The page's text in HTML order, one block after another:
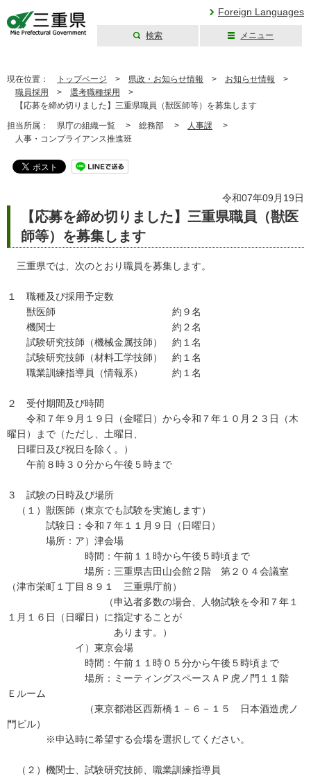
Foreign Languages
検索 メニュー
現在位置： トップページ > 県政・お知らせ情報 > お知らせ情報 >
職員採用
> 選考職種採用
>
【応募を締め切りました】三重県職員（獣医師等）を募集します
担当所属： 県庁の組織一覧 > 総務部 > 人事課 >
人事・コンプライアンス推進班
令和07年09月19日
【応募を締め切りました】三重県職員（獣医
師等）を募集します
三重県では、次のとおり職員を募集します。
１ 職種及び採用予定数
獣医師 約９名
機関士 約２名
試験研究技師（機械金属技師） 約１名
試験研究技師（材料工学技師） 約１名
職業訓練指導員（情報系） 約１名
２ 受付期間及び時間
令和７年９月１９日（金曜日）から令和７年１０月２３日（木
曜日）まで（ただし、土曜日、
日曜日及び祝日を除く。）
午前８時３０分から午後５時まで
３ 試験の日時及び場所
（１）獣医師（東京でも試験を実施します）
試験日：令和７年１１月９日（日曜日）
場所：ア）津会場
時間：午前１１時から午後５時頃まで
場所：三重県吉田山会館２階 第２０４会議室
（津市栄町１丁目８９１ 三重県庁前）
（申込者多数の場合、人物試験を令和７年１
１月１６日（日曜日）に指定することが
あります。）
イ）東京会場
時間：午前１１時０５分から午後５時頃まで
場所：ミーティングスペースＡＰ虎ノ門１１階
Ｅルーム
（東京都港区西新橋１－６－１５ 日本酒造虎ノ
門ビル）
※申込時に希望する会場を選択してください。
（２）機関士、試験研究技師、職業訓練指導員